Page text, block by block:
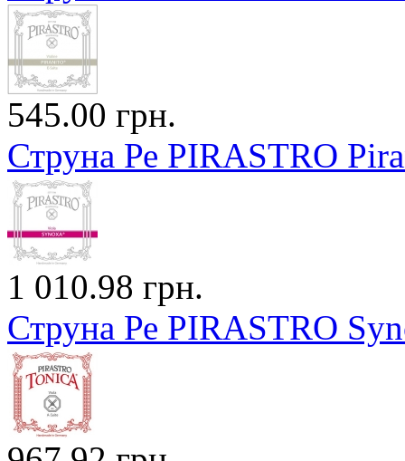
545.00 грн.
Струна Ре PIRASTRO
1 010.98 грн.
Струна Ре PIRASTRO